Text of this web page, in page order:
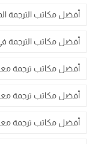
أفضل مكاتب الترجمة
أفضل مكاتب الترجمة
أفضل مكاتب ترجمة
أفضل مكاتب ترجمة
أفضل مكاتب ترجمة